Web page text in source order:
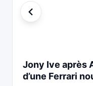
Jony Ive après
d’une Ferrari